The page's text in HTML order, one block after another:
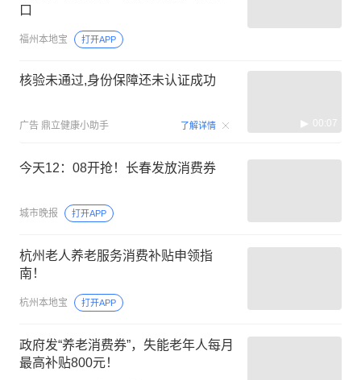
口
福州本地宝 打开APP
核验未通过,身份保障还未认证成功
广告 鼎立健康小助手 了解详情 00:07
今天12：08开抢！长春发放消费券
城市晚报 打开APP
杭州老人养老服务消费补贴申领指
南！
杭州本地宝 打开APP
政府发“养老消费券”，失能老年人每月
最高补贴800元！